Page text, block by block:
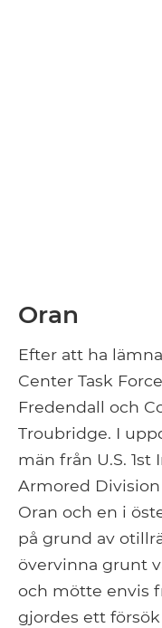
Oran
Efter att ha
Center Task
Fredendall och
Troubridge. I
män från U.S. 1st
Armored
Oran och en i
på grund av
övervinna grunt
och mötte envis
gjordes ett